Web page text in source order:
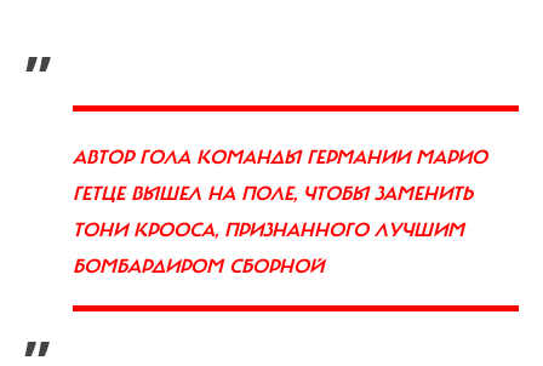
„
АВТОР ГОЛА КОМАНДЫ ГЕРМАНИИ МАРИО
ГЕТЦЕ ВЫШЕЛ НА ПОЛЕ, ЧТОБЫ ЗАМЕНИТЬ
ТОНИ КРООСА, ПРИЗНАННОГО ЛУЧШИМ
БОМБАРДИРОМ СБОРНОЙ